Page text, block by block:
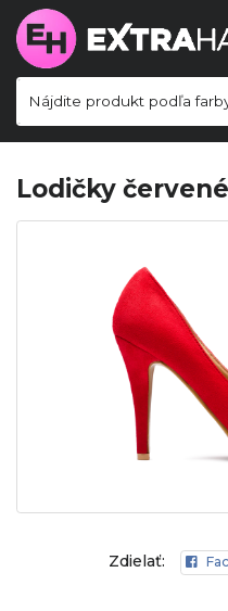
Lodičky
Zdielať: